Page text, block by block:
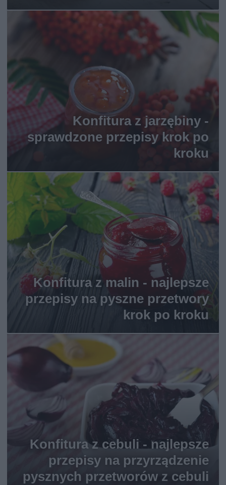
Konfitura z jarzębiny -
sprawdzone przepisy krok po
kroku
Konfitura z malin - najlepsze
przepisy na pyszne przetwory
krok po kroku
Konfitura z cebuli - najlepsze
przepisy na przyrządzenie
pysznych przetworów z cebuli